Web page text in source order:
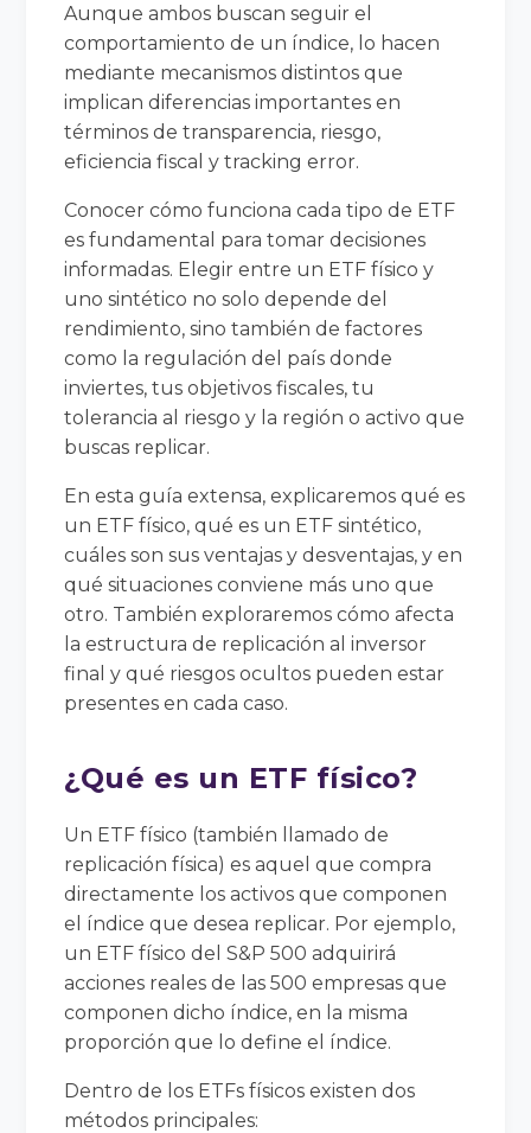
Aunque ambos buscan seguir el
comportamiento de un índice, lo hacen
mediante mecanismos distintos que
implican diferencias importantes en
términos de transparencia, riesgo,
eficiencia fiscal y tracking error.
Conocer cómo funciona cada tipo de ETF
es fundamental para tomar decisiones
informadas. Elegir entre un ETF físico y
uno sintético no solo depende del
rendimiento, sino también de factores
como la regulación del país donde
inviertes, tus objetivos fiscales, tu
tolerancia al riesgo y la región o activo que
buscas replicar.
En esta guía extensa, explicaremos qué es
un ETF físico, qué es un ETF sintético,
cuáles son sus ventajas y desventajas, y en
qué situaciones conviene más uno que
otro. También exploraremos cómo afecta
la estructura de replicación al inversor
final y qué riesgos ocultos pueden estar
presentes en cada caso.
¿Qué es un ETF físico?
Un ETF físico (también llamado de
replicación física) es aquel que compra
directamente los activos que componen
el índice que desea replicar. Por ejemplo,
un ETF físico del S&P 500 adquirirá
acciones reales de las 500 empresas que
componen dicho índice, en la misma
proporción que lo define el índice.
Dentro de los ETFs físicos existen dos
métodos principales: